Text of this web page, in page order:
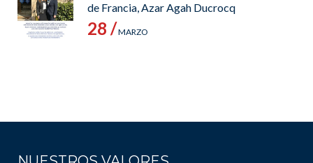
de Francia, Azar Agah Ducrocq
28 /MARZO